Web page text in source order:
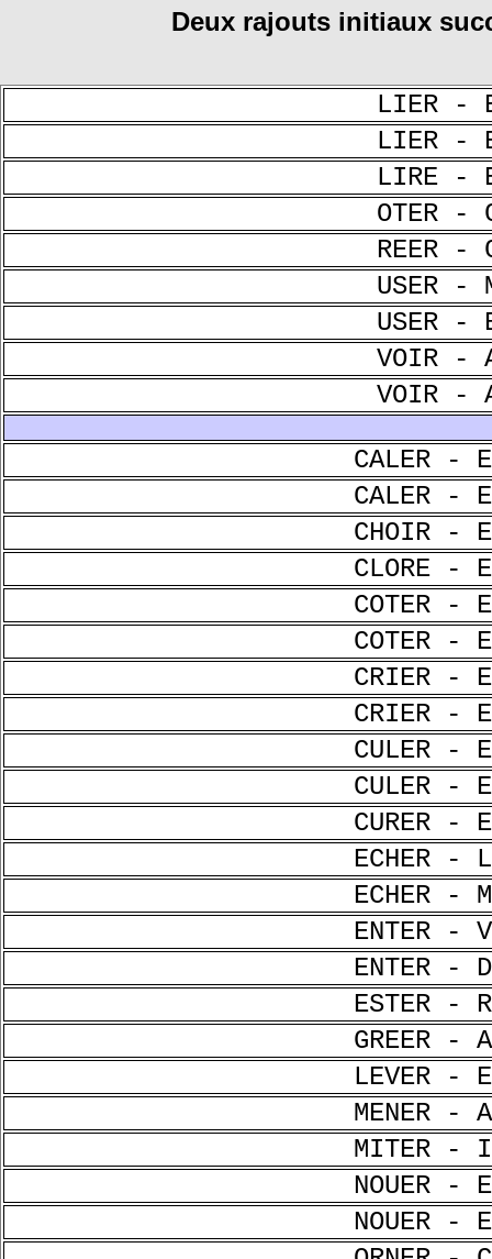
Deux rajouts initiaux
LIER -
LIER -
LIRE -
OTER -
REER -
USER -
USER -
VOIR -
VOIR -
CALER -
CALER -
CHOIR -
CLORE -
COTER -
COTER -
CRIER -
CRIER -
CULER -
CULER -
CURER -
ECHER -
ECHER -
ENTER -
ENTER -
ESTER -
GREER -
LEVER -
MENER -
MITER -
NOUER -
NOUER -